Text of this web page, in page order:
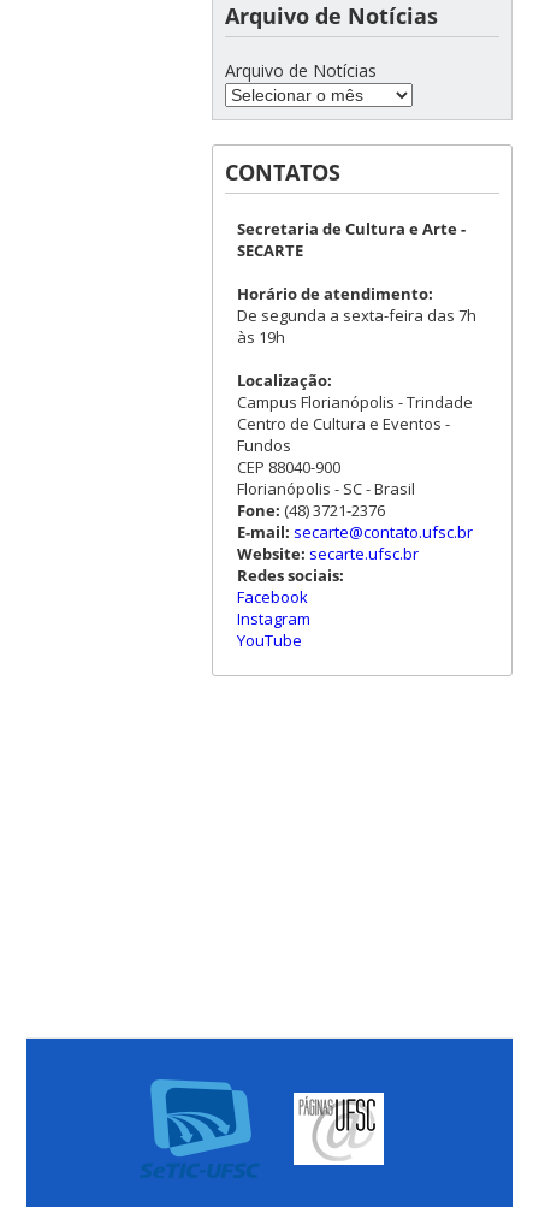
Arquivo de Notícias
Arquivo de Notícias
CONTATOS
Secretaria de Cultura e Arte -
SECARTE
Horário de atendimento:
De segunda a sexta-feira das 7h
às 19h
Localização:
Campus Florianópolis - Trindade
Centro de Cultura e Eventos -
Fundos
CEP 88040-900
Florianópolis - SC - Brasil
Fone: (48) 3721-2376
E-mail: secarte@contato.ufsc.br
Website: secarte.ufsc.br
Redes sociais:
Facebook
Instagram
YouTube